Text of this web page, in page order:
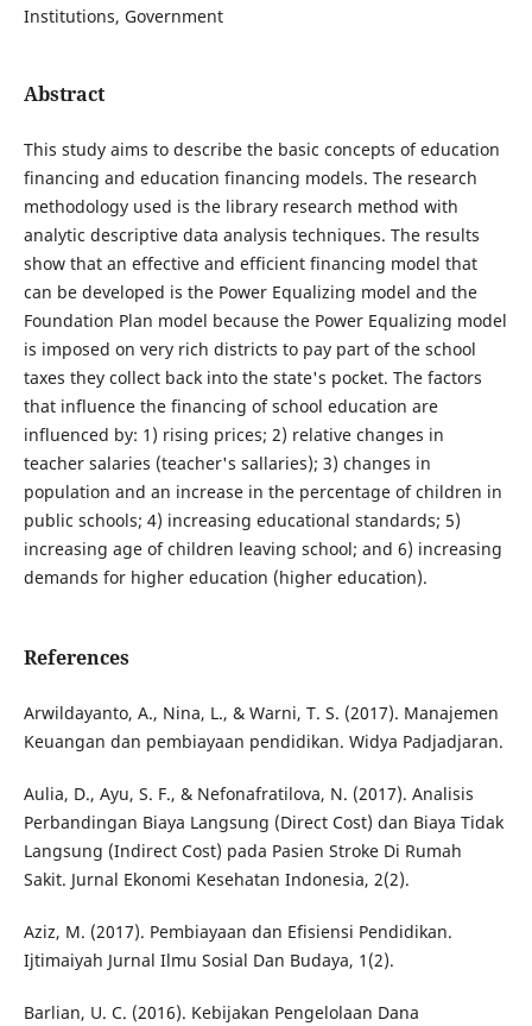
Institutions, Government
Abstract
This study aims to describe the basic concepts of education
financing and education financing models. The research
methodology used is the library research method with
analytic descriptive data analysis techniques. The results
show that an effective and efficient financing model that
can be developed is the Power Equalizing model and the
Foundation Plan model because the Power Equalizing model
is imposed on very rich districts to pay part of the school
taxes they collect back into the state's pocket. The factors
that influence the financing of school education are
influenced by: 1) rising prices; 2) relative changes in
teacher salaries (teacher's sallaries); 3) changes in
population and an increase in the percentage of children in
public schools; 4) increasing educational standards; 5)
increasing age of children leaving school; and 6) increasing
demands for higher education (higher education).
References
Arwildayanto, A., Nina, L., & Warni, T. S. (2017). Manajemen
Keuangan dan pembiayaan pendidikan. Widya Padjadjaran.
Aulia, D., Ayu, S. F., & Nefonafratilova, N. (2017). Analisis
Perbandingan Biaya Langsung (Direct Cost) dan Biaya Tidak
Langsung (Indirect Cost) pada Pasien Stroke Di Rumah
Sakit. Jurnal Ekonomi Kesehatan Indonesia, 2(2).
Aziz, M. (2017). Pembiayaan dan Efisiensi Pendidikan.
Ijtimaiyah Jurnal Ilmu Sosial Dan Budaya, 1(2).
Barlian, U. C. (2016). Kebijakan Pengelolaan Dana